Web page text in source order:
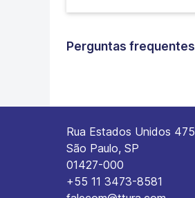
Perguntas frequentes
Rua Estados Unidos 475
São Paulo, SP
01427-000
+55 11 3473-8581